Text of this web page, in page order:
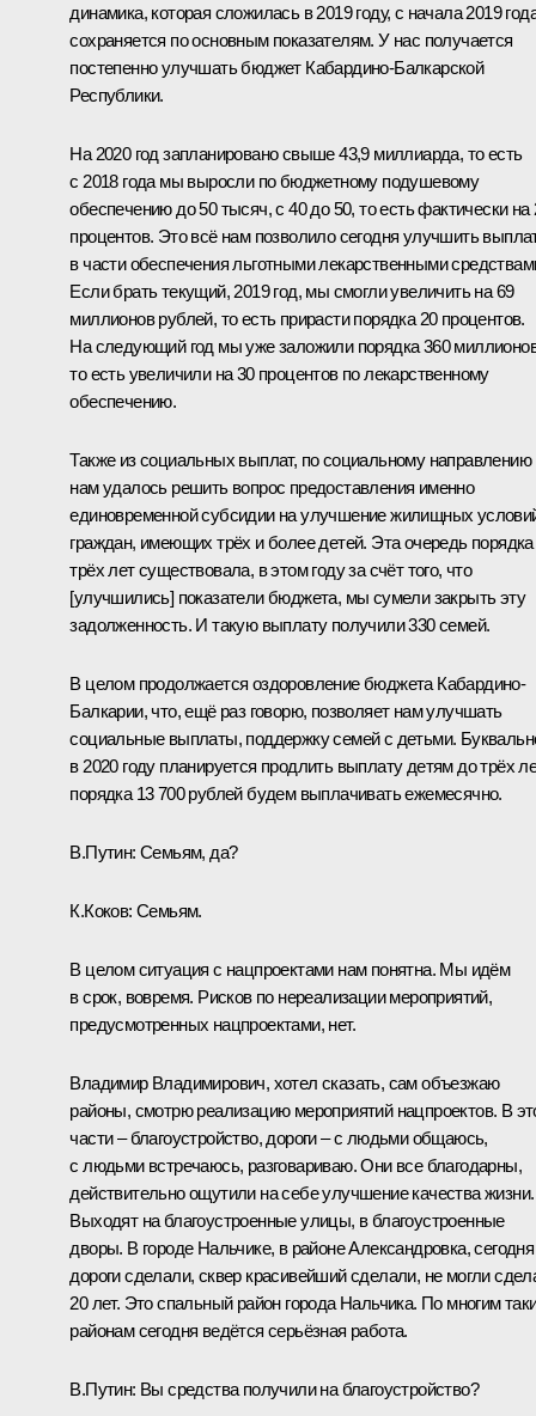
динамика, которая сложилась в 2019 году, с начала 2019
сохраняется по основным показателям. У нас получается
постепенно улучшать бюджет Кабардино-Балкарской
Республики.
На 2020 год запланировано свыше 43,9 миллиарда, то есть
с 2018 года мы выросли по бюджетному подушевому
обеспечению до 50 тысяч, с 40 до 50, то есть фактически на
процентов. Это всё нам позволило сегодня улучшить
в части обеспечения льготными лекарственными
Если брать текущий, 2019 год, мы смогли увеличить на 69
миллионов рублей, то есть прирасти порядка 20 процентов.
На следующий год мы уже заложили порядка 360
то есть увеличили на 30 процентов по лекарственному
обеспечению.
Также из социальных выплат, по социальному направлению
нам удалось решить вопрос предоставления именно
единовременной субсидии на улучшение жилищных
граждан, имеющих трёх и более детей. Эта очередь порядка
трёх лет существовала, в этом году за счёт того, что
[улучшились] показатели бюджета, мы сумели закрыть эту
задолженность. И такую выплату получили 330 семей.
В целом продолжается оздоровление бюджета Кабардино-
Балкарии, что, ещё раз говорю, позволяет нам улучшать
социальные выплаты, поддержку семей с детьми.
в 2020 году планируется продлить выплату детям до трёх
порядка 13 700 рублей будем выплачивать ежемесячно.
В.Путин: Семьям, да?
К.Коков: Семьям.
В целом ситуация с нацпроектами нам понятна. Мы идём
в срок, вовремя. Рисков по нереализации мероприятий,
предусмотренных нацпроектами, нет.
Владимир Владимирович, хотел сказать, сам объезжаю
районы, смотрю реализацию мероприятий нацпроектов. В
части – благоустройство, дороги – с людьми общаюсь,
с людьми встречаюсь, разговариваю. Они все благодарны,
действительно ощутили на себе улучшение качества жизни.
Выходят на благоустроенные улицы, в благоустроенные
дворы. В городе Нальчике, в районе Александровка, сегодня
дороги сделали, сквер красивейший сделали, не могли
20 лет. Это спальный район города Нальчика. По многим
районам сегодня ведётся серьёзная работа.
В.Путин: Вы средства получили на благоустройство?